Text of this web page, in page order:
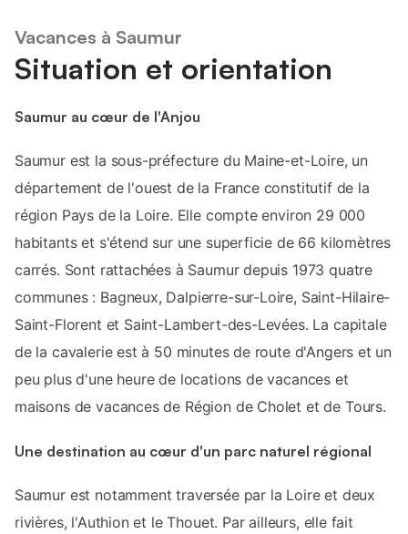
Vacances à Saumur
Situation et orientation
Saumur au cœur de l'Anjou
Saumur est la sous-préfecture du Maine-et-Loire, un
département de l'ouest de la France constitutif de la
région Pays de la Loire. Elle compte environ 29 000
habitants et s'étend sur une superficie de 66 kilomètres
carrés. Sont rattachées à Saumur depuis 1973 quatre
communes : Bagneux, Dalpierre-sur-Loire, Saint-Hilaire-
Saint-Florent et Saint-Lambert-des-Levées. La capitale
de la cavalerie est à 50 minutes de route d'Angers et un
peu plus d'une heure de locations de vacances et
maisons de vacances de Région de Cholet et de Tours.
Une destination au cœur d'un parc naturel régional
Saumur est notamment traversée par la Loire et deux
rivières, l'Authion et le Thouet. Par ailleurs, elle fait